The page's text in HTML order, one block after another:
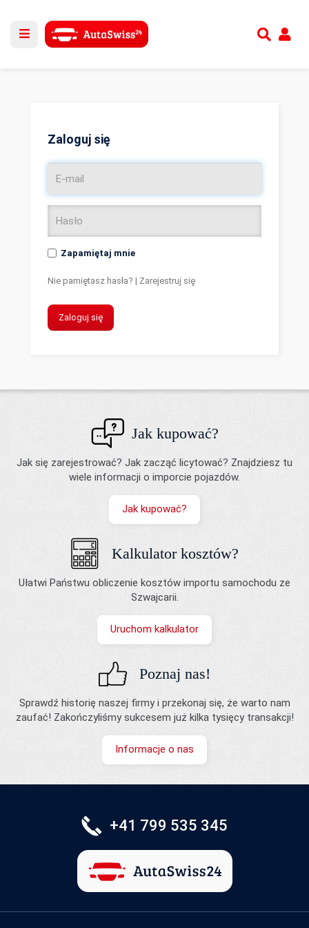
Zaloguj się
Zapamiętaj mnie
Nie pamiętasz hasła? | Zarejestruj się
Zaloguj się
Jak kupować?
Jak się zarejestrować? Jak zacząć licytować? Znajdziesz tu
wiele informacji o imporcie pojazdów.
Jak kupować?
Kalkulator kosztów?
Ułatwi Państwu obliczenie kosztów importu samochodu ze
Szwajcarii.
Uruchom kalkulator
Poznaj nas!
Sprawdź historię naszej firmy i przekonaj się, że warto nam
zaufać! Zakończyliśmy sukcesem już kilka tysięcy transakcji!
Informacje o nas
+41 799 535 345